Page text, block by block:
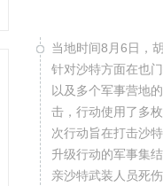
当地时间8月6日，
针对沙特方面在也
以及多个军事营地
击，行动使用了多
次行动旨在打击沙
升级行动的军事集
亲沙特武装人员死